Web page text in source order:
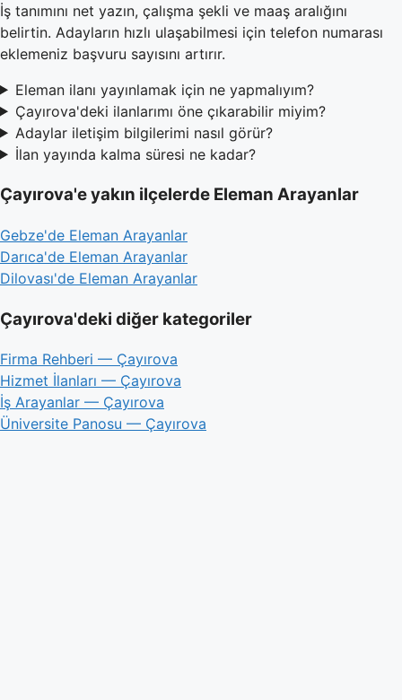
İş tanımını net yazın, çalışma şekli ve maaş aralığını
belirtin. Adayların hızlı ulaşabilmesi için telefon numarası
eklemeniz başvuru sayısını artırır.
Eleman ilanı yayınlamak için ne yapmalıyım?
Çayırova'deki ilanlarımı öne çıkarabilir miyim?
Adaylar iletişim bilgilerimi nasıl görür?
İlan yayında kalma süresi ne kadar?
Çayırova'e yakın ilçelerde Eleman Arayanlar
Gebze'de Eleman Arayanlar
Darıca'de Eleman Arayanlar
Dilovası'de Eleman Arayanlar
Çayırova'deki diğer kategoriler
Firma Rehberi — Çayırova
Hizmet İlanları — Çayırova
İş Arayanlar — Çayırova
Üniversite Panosu — Çayırova